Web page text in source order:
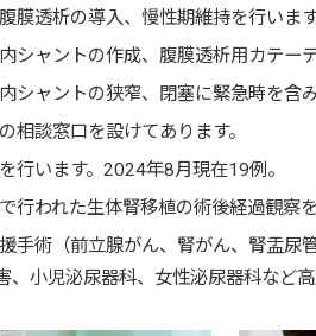
膜透析の導入、慢性期維持を行います
シャントの作成、腹膜透析用カテー
シャントの狭窄、閉塞に緊急時を含
相談窓口を設けてあります。
行います。2024年8月現在19例。
行われた生体腎移植の術後経過観察を
手術（前立腺がん、腎がん、腎盂尿
、小児泌尿器科、女性泌尿器科など